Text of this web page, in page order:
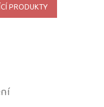
PRODUKTY